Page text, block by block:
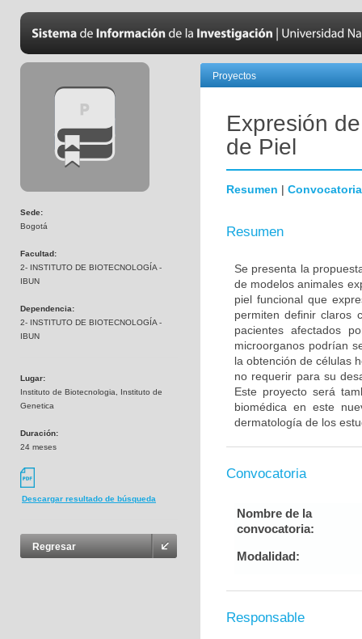
Sede:
Bogotá
Facultad:
2- INSTITUTO DE BIOTECNOLOGÍA -
IBUN
Dependencia:
2- INSTITUTO DE BIOTECNOLOGÍA -
IBUN
Lugar:
Instituto de Biotecnologia, Instituto de
Genetica
Duración:
24 meses
Descargar resultado de búsqueda
Regresar
Proyectos
Expresión
de Piel
Resumen | Convocatoria
Resumen
Se presenta la
de modelos animales
piel funcional que
permiten definir claros
pacientes afectados
microorganos podrían
la obtención de células
no requerir para su
Este proyecto será
biomédica en este
dermatología de los
Convocatoria
Nombre de la
convocatoria:
Modalidad:
Responsable